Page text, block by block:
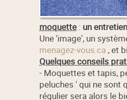
moquette: un
Une 'image', un
menagez-vous.ca , et
Quelques conseils
- Moquettes et tapis,
peluches ' qui ne sont
régulier sera alors le